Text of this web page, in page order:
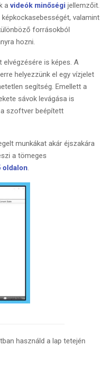
avideók minőségi jellemzőit.
valamint
forrásokból
hozni.
is képes. A
helyezzünk el egy vízjelet
segítség. Emellett a
sávok levágása is
szoftver beépített
munkákat akár éjszakára
a tömeges
oldalon
használd a lap tetején